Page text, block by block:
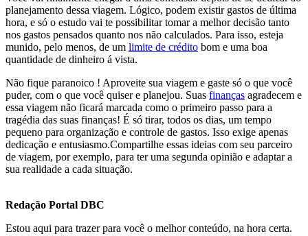
planejamento dessa viagem. Lógico, podem existir gastos de última
hora, e só o estudo vai te possibilitar tomar a melhor decisão tanto
nos gastos pensados quanto nos não calculados. Para isso, esteja
munido, pelo menos, de um limite de crédito bom e uma boa
quantidade de dinheiro á vista.
Não fique paranoico ! Aproveite sua viagem e gaste só o que você
puder, com o que você quiser e planejou. Suas finanças agradecem e
essa viagem não ficará marcada como o primeiro passo para a
tragédia das suas finanças! É só tirar, todos os dias, um tempo
pequeno para organização e controle de gastos. Isso exige apenas
dedicação e entusiasmo.Compartilhe essas ideias com seu parceiro
de viagem, por exemplo, para ter uma segunda opinião e adaptar a
sua realidade a cada situação.
Redação Portal DBC
Estou aqui para trazer para você o melhor conteúdo, na hora certa.